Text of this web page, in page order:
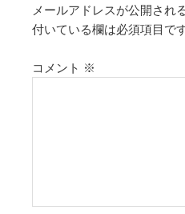
メールアドレスが公開され
付いている欄は必須項目で
コメント ※